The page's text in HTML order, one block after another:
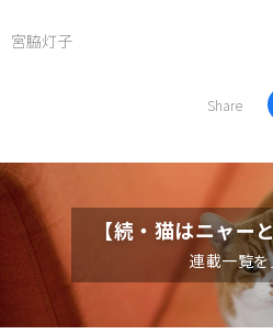
宮脇灯子
Share
【続・猫はニャー
連載一覧